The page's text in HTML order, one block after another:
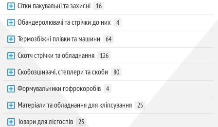
Сітки пакувальні та захисні 16
Обандеролювачі та стрічки до них 4
Термозбіжні плівки та машини 64
Скотч стрічки та обладнання 126
Скобозшивачі, степлери та скоби 80
Формувальники гофрокоробів 4
Матеріали та обладнання для кліпсування 25
Товари для лісгоспів 25